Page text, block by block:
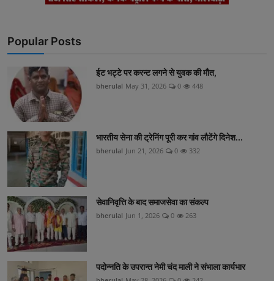
Popular Posts
ईट भट्टे पर करन्ट लगने से युवक की मौत,
bherulal May 31, 2026 0 448
भारतीय सेना की ट्रेनिंग पूरी कर गांव लौटेंगे दिनेश...
bherulal Jun 21, 2026 0 332
सेवानिवृत्ति के बाद समाजसेवा का संकल्प
bherulal Jun 1, 2026 0 263
पदोन्नति के उपरान्त नेमी चंद माली ने संभाला कार्यभार